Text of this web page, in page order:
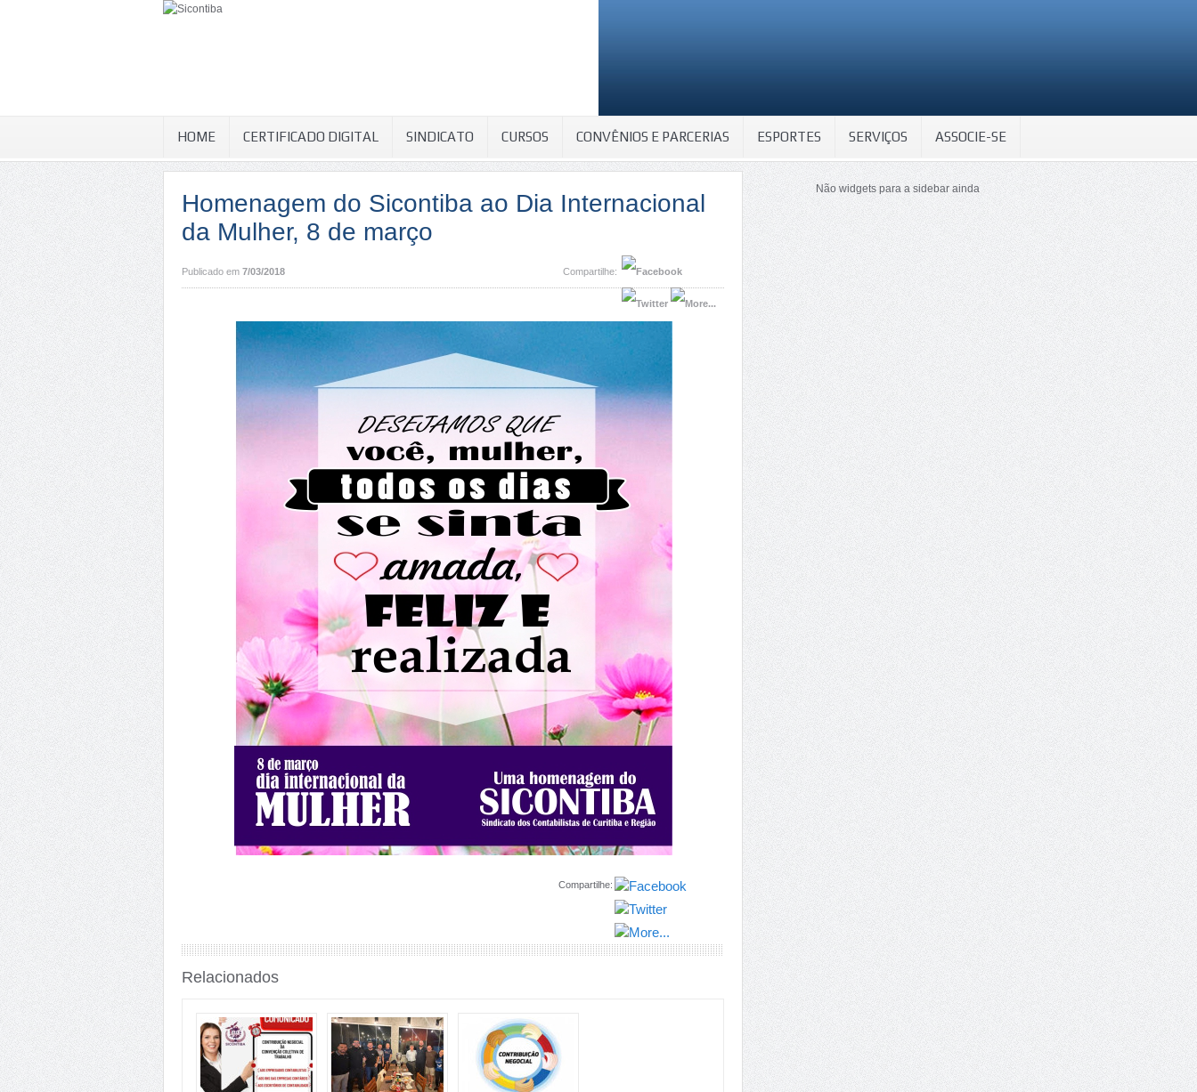
HOME CERTIFICADO DIGITAL SINDICATO CURSOS CONVÊNIOS E PARCERIAS ESPORTES SERVIÇOS ASSOCIE-SE
Homenagem do Sicontiba ao Dia Internacional
da Mulher, 8 de março
Publicado em 7/03/2018 Compartilhe:
Compartilhe:
Relacionados
Não widgets para a sidebar ainda